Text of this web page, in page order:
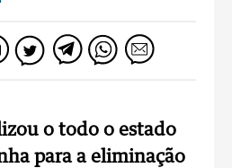
o todo o estado
para a eliminação